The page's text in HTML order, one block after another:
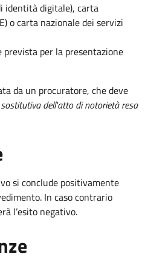
identità digitale), carta
o carta nazionale dei servizi
per la presentazione
da un procuratore, che deve
dell'atto di notorietà resa
si conclude positivamente
In caso contrario
l’esito negativo.